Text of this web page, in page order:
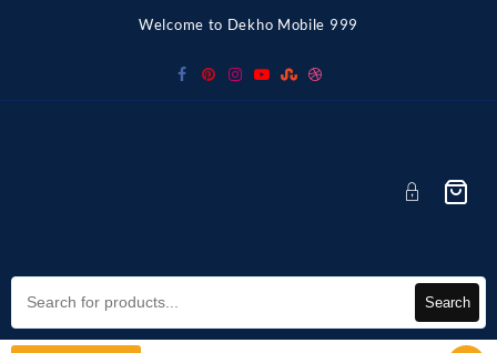
Welcome to Dekho Mobile 999
Search